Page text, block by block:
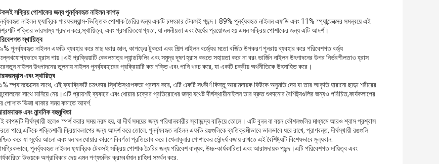
সক্রিয় পোশাকের জন্য পুনর্ব্যবহৃত নাইলন কাপড়
নাইলন ফ্যাব্রিক পারফরম্যান্স-ভিত্তিক পোশাক তৈরির জন্য একটি চমৎকার টেকসই পছন্দ। 89% পুনর্ব্যবহৃত নাইলন এফডি এবং 11% স্প্যান্ডেক্সের সমন্বয়ে এই
শক্তির ভারসাম্য প্রদান করে,স্থায়িত্ব, এবং প্রসারিতযোগ্যতা, যা নমনীয়তা এবং ধৈর্যের প্রয়োজন হয় এমন সক্রিয় পোশাকের জন্য এটি আদর্শ।
স্থায়িত্ব
পুনর্ব্যবহৃত নাইলন এফডি ব্যবহার করে মাছ ধরার জাল, কাপড়ের টুকরো এবং শিল্প নাইলন বর্জ্যের মতো বর্জিত উপকরণ পুনরায় ব্যবহার করে পরিবেশগত বর্জ্য
হ্রাস পায়।এই প্রক্রিয়াটি কেবলমাত্র ল্যান্ডফিলিং এবং সমুদ্র দূষণ হ্রাস করতে সহায়তা করে না বরং ভার্জিন নাইলন উৎপাদনের উপর নির্ভরশীলতাও হ্রাস
নাইলন উৎপাদনের তুলনায় নাইলন পুনর্ব্যবহারের প্রক্রিয়াটি কম শক্তি এবং পানি খরচ করে, যা একটি চক্রীয় অর্থনীতিকে উৎসাহিত করে।
এবং স্থায়িত্ব
স্প্যানডেক্সের সাথে, এই ফ্যাব্রিকটি চমৎকার স্থিতিস্থাপকতা প্রদান করে, এটি একটি সংকীর্ণ কিন্তু আরামদায়ক ফিটকে অনুমতি দেয় যা তার আকৃতি হারানো ছাড়া শরীরের
সাথে মানিয়ে নেয়।এটি প্রায়শই ব্যবহার এবং ধোয়ার চক্রের প্রতিরোধের জন্য যথেষ্ট দীর্ঘস্থায়ীনাইলন তার দ্রুত শুকানোর বৈশিষ্ট্যগুলির জন্যও পরিচিত,কার্যকলাপের
পোশাক ভিজা থাকার সময় কমাতে আদর্শ.
এবং নান্দনিক বহুমুখিতা
কাপড়টি দীর্ঘস্থায়ী হলেও স্পর্শ করার সময় নরম হয়, যা দীর্ঘ সময়ের জন্য পরিধানকারীর স্বাচ্ছন্দ্য বাড়িয়ে তোলে। এটি বুনন বা বয়ন কৌশলগুলির মাধ্যমে আরও শ্বাস প্রশ্বাস
পারে,এটিকে শক্তিশালী ক্রিয়াকলাপের জন্য আদর্শ করে তোলে. পুনর্ব্যবহৃত নাইলন এফডি রঙগুলিকে ব্যতিক্রমীভাবে ভালভাবে ধরে রাখে, প্রাণবন্ত, দীর্ঘস্থায়ী রঙগুলি
করে যা সূর্যের আলো এবং ঘন ঘন ধোয়ার কারণে বিবর্ণতা প্রতিরোধ করে।খেলাধুলার পোশাকের সৌন্দর্য বজায় রাখতে এই বৈশিষ্ট্যটি বিশেষভাবে মূল্যবান.
পুনর্ব্যবহৃত নাইলন ফ্যাব্রিক টেকসই সক্রিয় পোশাক তৈরির জন্য পরিবেশ বান্ধব, উচ্চ-কার্যকারিতা এবং আরামদায়ক পছন্দ।এটি পরিবেশগত দায়িত্ব এবং
উভয়কে অগ্রাধিকার দেয় এমন পণ্যগুলির ক্রমবর্ধমান চাহিদা সমর্থন করে.